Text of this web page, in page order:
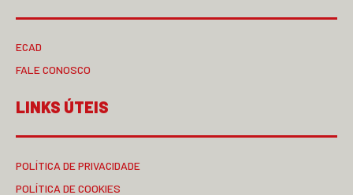
ECAD
FALE CONOSCO
LINKS ÚTEIS
POLÍTICA DE PRIVACIDADE
POLÍTICA DE COOKIES